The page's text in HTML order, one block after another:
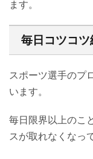
ます。
毎日コツコツ
スポーツ選手のプ
います。
毎日限界以上のこ
スが取れなくなっ